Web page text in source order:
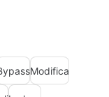
Modifica